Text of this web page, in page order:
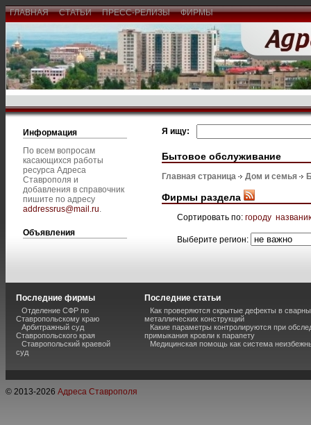
ГЛАВНАЯ СТАТЬИ ПРЕСС-РЕЛИЗЫ ФИРМЫ
Информация
По всем вопросам
касающихся работы
ресурса Адреса
Ставрополя и
добавления в справочник
пишите по адресу
addressrus@mail.ru.
Объявления
Я ищу:
Бытовое обслуживание
Главная страница Дом и семья
Фирмы раздела
Сортировать по: городу
Выберите регион:
Последние фирмы
Отделение СФР по
Ставропольскому краю
Арбитражный суд
Ставропольского края
Ставропольский краевой
суд
Последние статьи
Как проверяются скрытые дефекты в
металлических конструкций
Какие параметры контролируются при
примыкания кровли к парапету
Медицинская помощь как система
© 2013-2026 Адреса Ставрополя